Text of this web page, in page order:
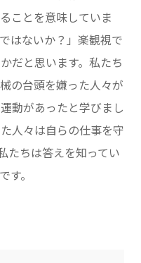
ことを意味していま
はないか？」楽観視で
だと思います。私たち
の台頭を嫌った人々が
動があったと学びまし
人々は自らの仕事を守
たちは答えを知ってい
す。